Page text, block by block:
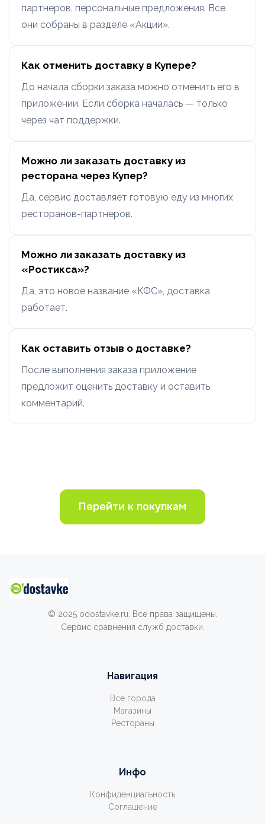
партнеров, персональные предложения. Все
они собраны в разделе «Акции».
Как отменить доставку в Купере?
До начала сборки заказа можно отменить его в
приложении. Если сборка началась — только
через чат поддержки.
Можно ли заказать доставку из
ресторана через Купер?
Да, сервис доставляет готовую еду из многих
ресторанов-партнеров.
Можно ли заказать доставку из
«Ростикса»?
Да, это новое название «КФС», доставка
работает.
Как оставить отзыв о доставке?
После выполнения заказа приложение
предложит оценить доставку и оставить
комментарий.
Перейти к покупкам
© 2025 odostavke.ru. Все права защищены.
Сервис сравнения служб доставки.
Навигация
Все города
Магазины
Рестораны
Инфо
Конфиденциальность
Соглашение